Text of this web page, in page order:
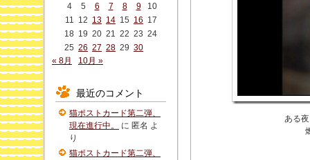
ある
4
5 6 7 8 9
10
11 12 13 14 15 16 17
18 19 20 21 22 23 24
25 26 27 28 29 30
« 8月
10月 »
最近のコメント
猫ポストカード第二弾、
現在進行中。
に 匿名 よ
り
猫ポストカード第二弾、